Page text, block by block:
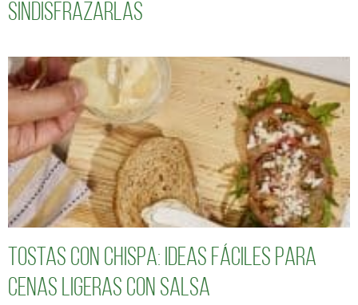
sindisfrazarlas
Tostas con chispa: ideas fáciles para
cenas ligeras con salsa